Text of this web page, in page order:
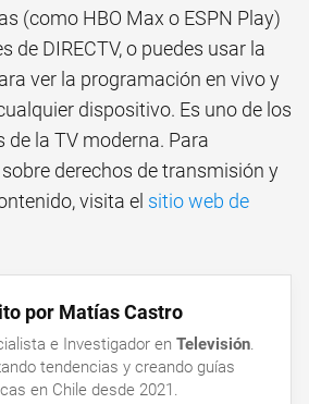
(como HBO Max o ESPN Play)
de DIRECTV, o puedes usar la
ver la programación en vivo y
dispositivo. Es uno de los
de la TV moderna. Para
derechos de transmisión y
visita el sitio web de
por Matías Castro
e Investigador en Televisión.
tendencias y creando guías
en Chile desde 2021.